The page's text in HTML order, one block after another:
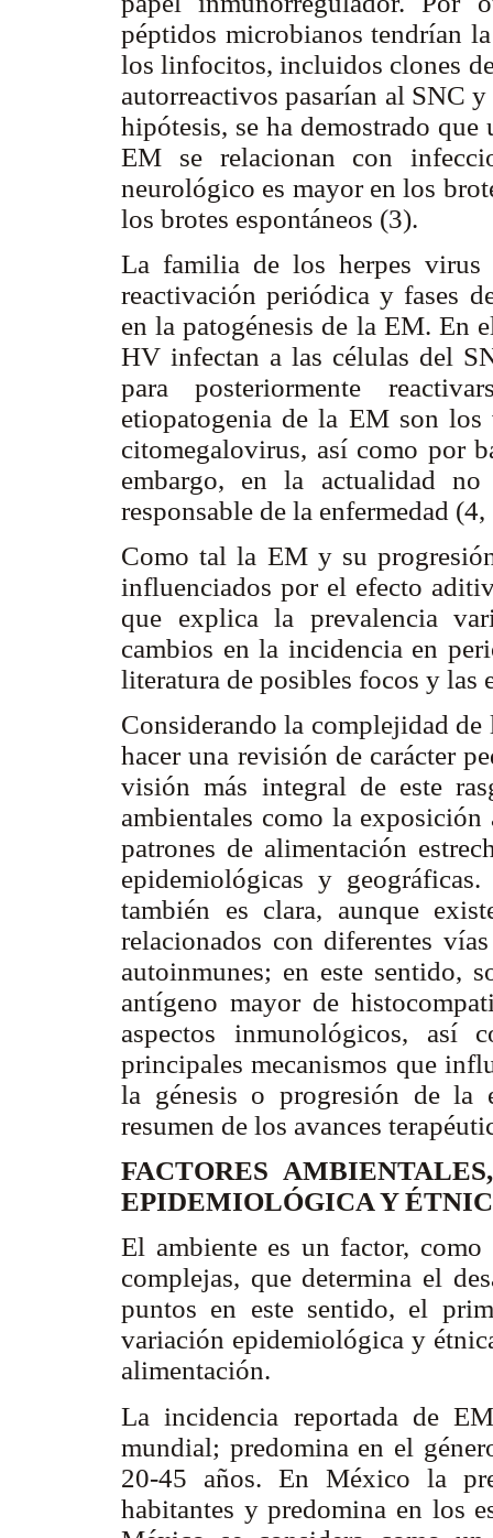
péptidos microbianos tendrían
los linfocitos, incluidos clones
autorreactivos pasarían al SNC
hipótesis, se ha demostrado
EM se relacionan con
neurológico es mayor en los
los brotes espontáneos (3).
La familia de los herpes virus
reactivación periódica y fases
en la patogénesis de la EM. En
HV infectan a las células del
para posteriormente
etiopatogenia de la EM son
citomegalovirus, así como por
embargo, en la actualidad
responsable de la enfermedad
Como tal la EM y su
influenciados por el efecto
que explica la prevalencia
cambios en la incidencia en
literatura de posibles focos y las
Considerando la complejidad
hacer una revisión de carácter
visión más integral de este
ambientales como la
patrones de alimentación
epidemiológicas y
también es clara, aunque
relacionados con diferentes
autoinmunes; en este sentido,
antígeno mayor de
aspectos inmunológicos,
principales mecanismos que
la génesis o progresión de la
resumen de los avances
FACTORES
EPIDEMIOLÓGICA Y
El ambiente es un factor, como
complejas, que determina el
puntos en este sentido, el
variación epidemiológica y
alimentación.
La incidencia reportada de
mundial; predomina en el
20-45 años. En México la
habitantes y predomina en los